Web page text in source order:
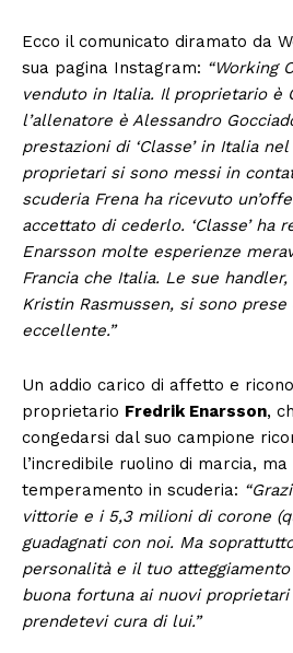
Ecco il comunicato diramato da
sua pagina Instagram: “Working
venduto in Italia. Il proprietario è
l’allenatore è Alessandro
prestazioni di ‘Classe’ in Italia
proprietari si sono messi in
scuderia Frena ha ricevuto
accettato di cederlo. ‘Classe’ ha
Enarsson molte esperienze
Francia che Italia. Le sue
Kristin Rasmussen, si sono
eccellente.”
Un addio carico di affetto e
proprietario Fredrik Enarsson,
congedarsi dal suo campione
l’incredibile ruolino di marcia,
temperamento in scuderia:
vittorie e i 5,3 milioni di corone
guadagnati con noi. Ma
personalità e il tuo
buona fortuna ai nuovi proprietari
prendetevi cura di lui.”